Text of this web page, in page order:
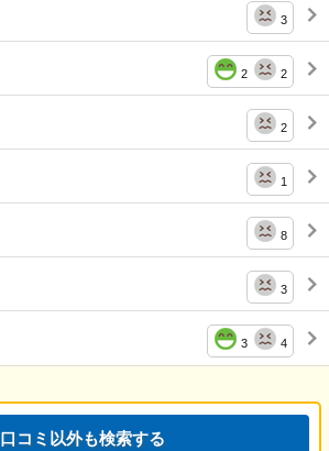
3
2 2
2
1
8
3
3 4
口コミ以外も検索する